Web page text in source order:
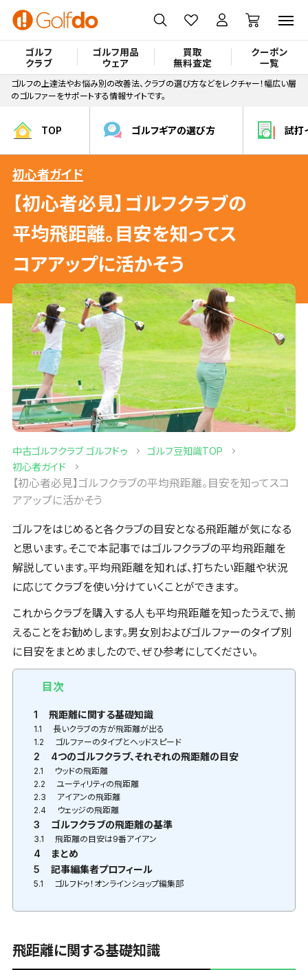
ゴルフ
クラブ
ゴルフ用品
ウェア
買取
無料査定
クーポン
一覧
ゴルフの上達法やお悩み別の改善法、クラブの選び方などをレクチャー！幅広い層
のゴルファーをサポートする情報サイトです。
TOP ゴルフギアの選び方 試打
【初心者必見】ゴルフクラブの
平均飛距離。目安を知ってス
コアアップに活かそう
初心者ガイド
中古ゴルフクラブ ゴルフドゥ
ゴルフ豆知識TOP
初心者ガイド
【初心者必見】ゴルフクラブの平均飛距離。目安を知ってスコ
アアップに活かそう
ゴルフをはじめると各クラブの目安となる飛距離が気になる
と思います。そこで本記事ではゴルフクラブの平均飛距離を
解説しています。平均飛距離を知れば、打ちたい距離や状況
に応じてクラブを使い分けていくことができます。
これからクラブを購入する人も平均飛距離を知ったうえで、揃
えることをお勧めします。男女別およびゴルファーのタイプ別
に目安をまとめましたので、ぜひ参考にしてください。
目次
1 飛距離に関する基礎知識
1.1
長いクラブの方が飛距離が出る
1.2
ゴルファーのタイプとヘッドスピード
2 4つのゴルフクラブ、それぞれの飛距離の目安
2.1
ウッドの飛距離
2.2
ユーティリティの飛距離
2.3
アイアンの飛距離
2.4
ウェッジの飛距離
3 ゴルフクラブの飛距離の基準
3.1 飛距離の目安は9番アイアン
4
まとめ
5
記事編集者プロフィール
5.1 ゴルフドゥ！オンラインショップ編集部
飛距離に関する基礎知識